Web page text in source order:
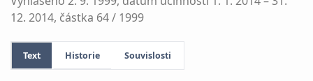
12. 2014, částka 64 / 1999
Text Historie Souvislosti